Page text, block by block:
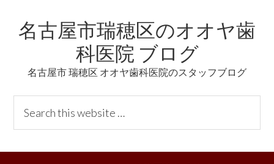
links
primary
content
primary
名古屋市瑞穂区のオオヤ歯
科医院 ブログ
名古屋市 瑞穂区 オオヤ歯科医院のスタッフブログ
Header
Right